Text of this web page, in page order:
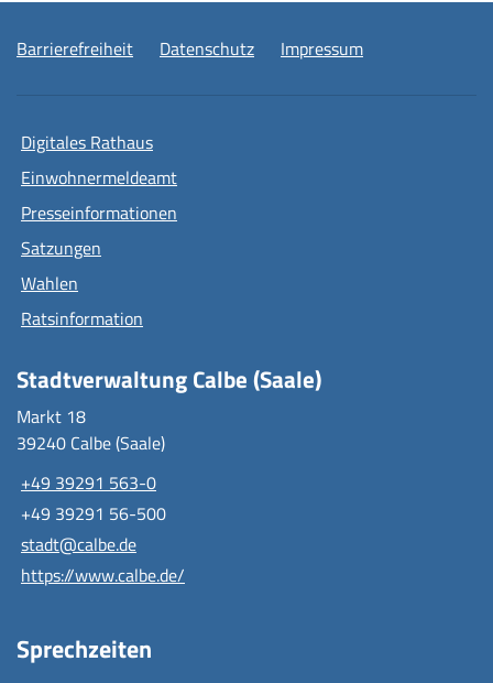
Barrierefreiheit Datenschutz Impressum
Digitales Rathaus
Einwohnermeldeamt
Presseinformationen
Satzungen
Wahlen
Ratsinformation
Stadtverwaltung Calbe (Saale)
Markt 18
39240 Calbe (Saale)
+49 39291 563-0
+49 39291 56-500
stadt@calbe.de
https://www.calbe.de/
Sprechzeiten